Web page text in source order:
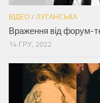
ВІДЕО / ЛУГАНСЬКА
Враження від форум-
14 ГРУ, 2022